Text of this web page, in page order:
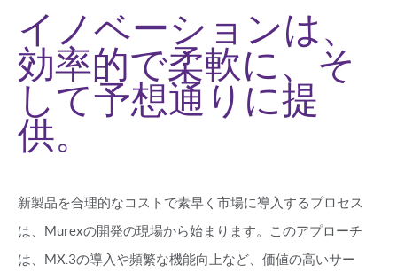
イノベーションは、
効率的で柔軟に、そ
して予想通りに提
供。
新製品を合理的なコストで素早く市場に導入するプロセス
は、Murexの開発の現場から始まります。このアプローチ
は、MX.3の導入や頻繁な機能向上など、価値の高いサー